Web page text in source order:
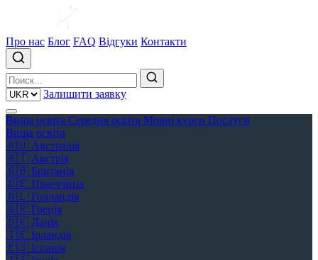
Про нас Блог FAQ Відгуки Контакти
Залишити заявку
Вища освіта Середня освіта Мовні курси Послуги
Вища освіта
🇦🇺 Австралія
🇦🇹 Австрія
🇬🇧 Британія
🇩🇪 Німеччина
🇳🇱 Голландія
🇬🇷 Греція
🇩🇰 Данія
🇮🇪 Ірландія
🇪🇸 Іспанія